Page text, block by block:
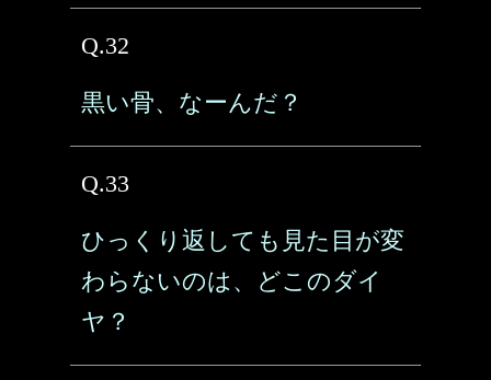
Q.32
黒い骨、なーんだ？
Q.33
ひっくり返しても見た目が変
わらないのは、どこのダイ
ヤ？